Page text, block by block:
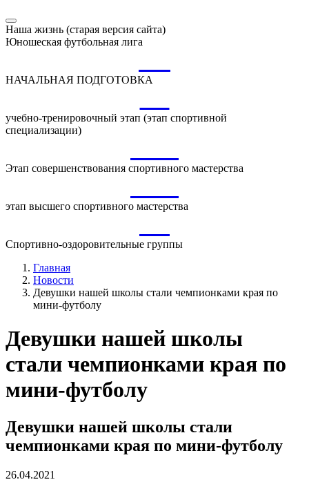
Наша жизнь (старая версия сайта)
Юношеская футбольная лига
НАЧАЛЬНАЯ ПОДГОТОВКА
учебно-тренировочный этап (этап спортивной
специализации)
Этап совершенствования спортивного мастерства
этап высшего спортивного мастерства
Спортивно-оздоровительные группы
Главная
Новости
Девушки нашей школы стали чемпионками края по
мини-футболу
Девушки нашей школы
стали чемпионками края по
мини-футболу
Девушки нашей школы стали
чемпионками края по мини-футболу
26.04.2021